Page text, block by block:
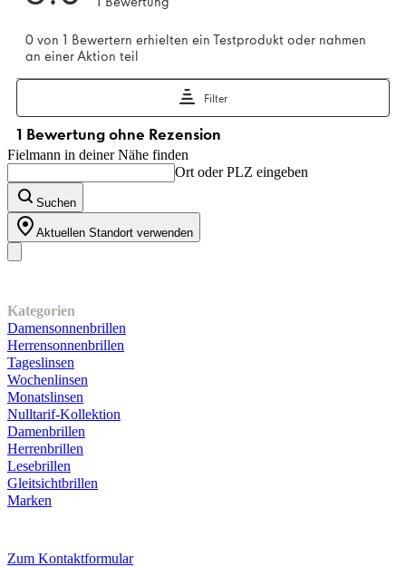
Fielmann in deiner Nähe finden
Ort oder PLZ eingeben
Suchen
Aktuellen Standort verwenden
Kategorien
Damensonnenbrillen
Herrensonnenbrillen
Tageslinsen
Wochenlinsen
Monatslinsen
Nulltarif-Kollektion
Damenbrillen
Herrenbrillen
Lesebrillen
Gleitsichtbrillen
Marken
Zum Kontaktformular